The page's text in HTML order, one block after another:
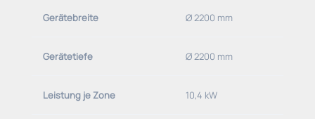
Gerätebreite Ø 2200 mm
Gerätetiefe Ø 2200 mm
Leistung je Zone 10,4 kW